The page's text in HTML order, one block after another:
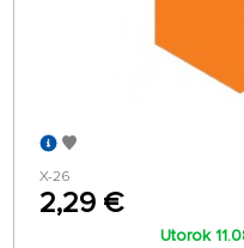
X-26
2,29 €
Utorok